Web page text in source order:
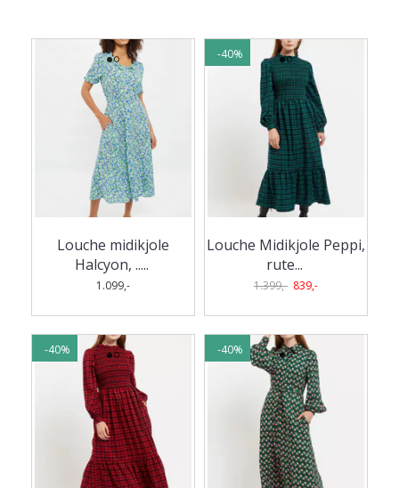
Louche midikjole
Halcyon, .....
1.099,-
-40%
Louche Midikjole Peppi,
rute...
1.399,- 839,-
-40% -40%